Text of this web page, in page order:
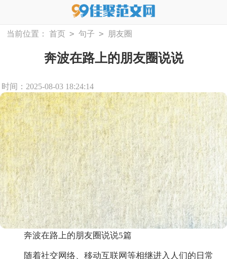
当前位置： 首页 > 句子 > 朋友圈
奔波在路上的朋友圈说说
时间：2025-08-03 18:24:14
奔波在路上的朋友圈说说5篇
随着社交网络、移动互联网等相继进入人们的日常